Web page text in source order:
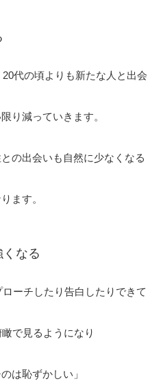
代の頃よりも新たな人と出会
り減っていきます。
の出会いも自然に少なくなる
ます。
なる
ーチしたり告白したりできて
で見るようになり
は恥ずかしい」